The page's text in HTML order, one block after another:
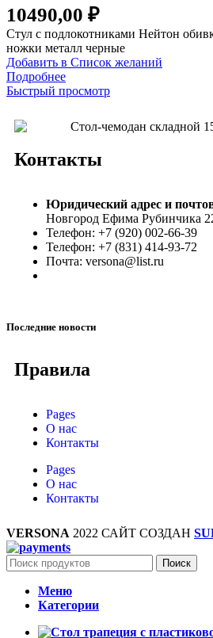
10490,00 ₽
Стул с подлокотниками Нейтон
ножки металл черные
Добавить в Список желаний
Подробнее
Быстрый просмотр
Контакты
Юридический адрес и
Новгород Ефима Рубинчика
Телефон: +7 (920) 002-66-39
Телефон: +7 (831) 414-93-72
Почта: versona@list.ru
Последние новости
Правила
Pages
О нас
Контакты
Pages
О нас
Контакты
VERSONA 2022 САЙТ СОЗДАН
Поиск
Меню
Категории